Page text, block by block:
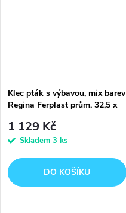
Klec pták s výbavou, mix barev
Regina Ferplast prům. 32,5 x
1 129 Kč
Skladem 3 ks
DO KOŠÍKU